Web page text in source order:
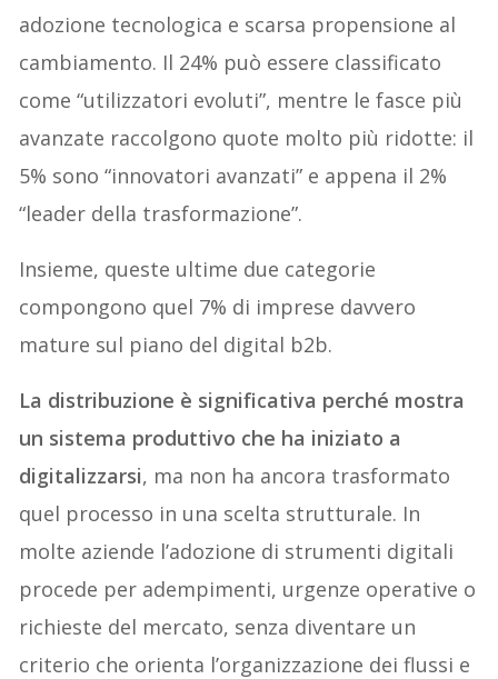
adozione tecnologica e scarsa propensione al
cambiamento. Il 24% può essere classificato
come “utilizzatori evoluti”, mentre le fasce più
avanzate raccolgono quote molto più ridotte: il
5% sono “innovatori avanzati” e appena il 2%
“leader della trasformazione”.
Insieme, queste ultime due categorie
compongono quel 7% di imprese davvero
mature sul piano del digital b2b.
La distribuzione è significativa perché mostra
un sistema produttivo che ha iniziato a
digitalizzarsi, ma non ha ancora trasformato
quel processo in una scelta strutturale. In
molte aziende l’adozione di strumenti digitali
procede per adempimenti, urgenze operative o
richieste del mercato, senza diventare un
criterio che orienta l’organizzazione dei flussi e